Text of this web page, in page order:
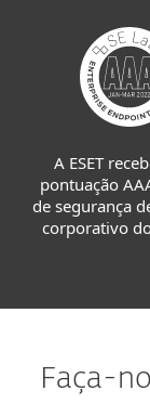
A ESET
pontuação
de segurança
corporativo
Faça-